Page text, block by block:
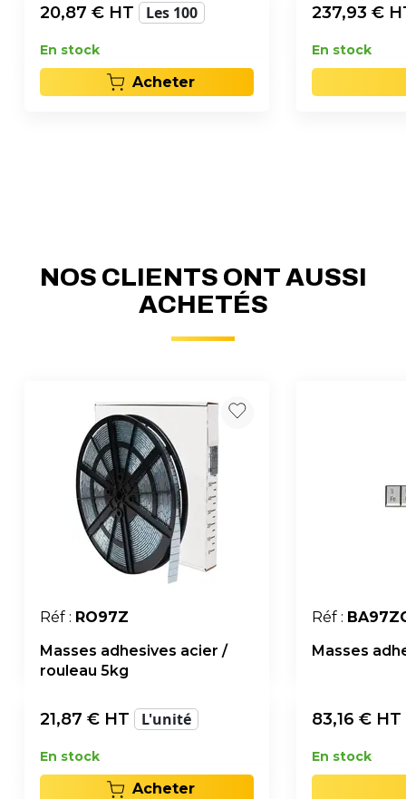
20,87 € HT Les 100
En stock
Acheter
237,93 €
En stock
NOS CLIENTS ONT AUSSI
ACHETÉS
Réf : RO97Z
Masses adhesives acier /
rouleau 5kg
21,87 € HT L'unité
En stock
Acheter
Réf :
Masses
83,16 € HT
En stock